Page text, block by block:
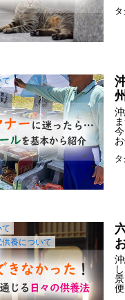
タ
て
タ
て
供養について